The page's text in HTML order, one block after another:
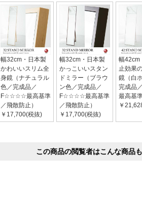
幅32cm・日本製
かわいいスリム全
身鏡（ナチュラル
色／完成品／
F☆☆☆☆最高基準
／飛散防止）
￥17,700(税抜)
幅32cm・日本製
かっこいいスタン
ドミラー（ブラウ
ン色／完成品／
F☆☆☆☆最高基準
／飛散防止）
￥17,700(税抜)
幅42cm
止効果
鏡（白
完成品
最高基準
￥
この商品の閲覧者はこんな商品